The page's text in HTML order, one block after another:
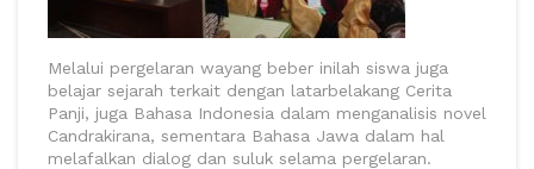
Melalui pergelaran wayang beber inilah siswa juga
belajar sejarah terkait dengan latarbelakang Cerita
Panji, juga Bahasa Indonesia dalam menganalisis novel
Candrakirana, sementara Bahasa Jawa dalam hal
melafalkan dialog dan suluk selama pergelaran.